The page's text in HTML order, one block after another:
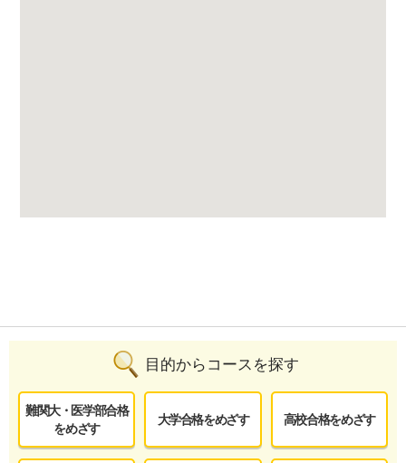
目的からコースを探す
難関大・医学部合格
をめざす
大学合格をめざす 高校合格をめざす